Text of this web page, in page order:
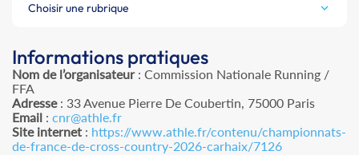
Choisir une rubrique
Informations pratiques
Nom de l’organisateur: Commission Nationale Running /
FFA
Adresse: 33 Avenue Pierre De Coubertin, 75000 Paris
Email : cnr@athle.fr
Site internet : https://www.athle.fr/contenu/championnats-
de-france-de-cross-country-2026-carhaix/7126